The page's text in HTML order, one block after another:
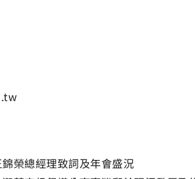
榮總經理致詞及年會盛況